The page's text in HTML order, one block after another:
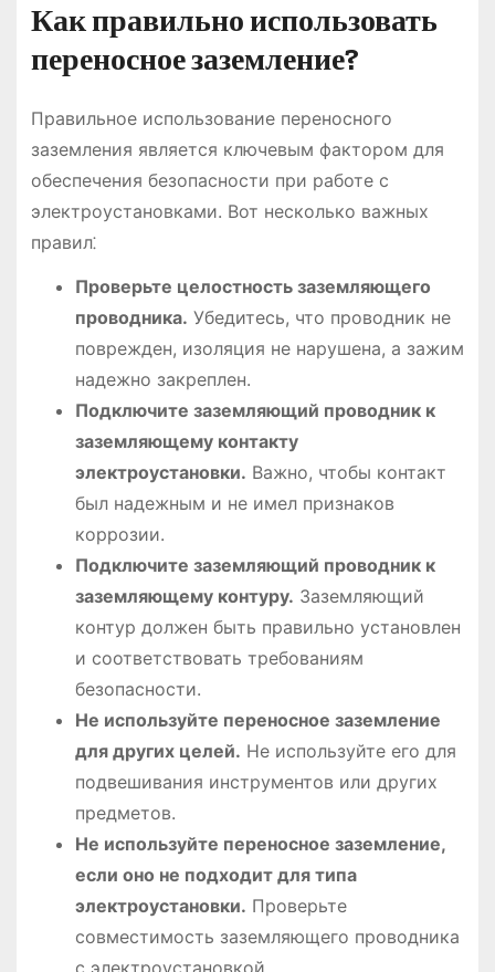
Как правильно использовать
переносное заземление?
Правильное использование переносного
заземления является ключевым фактором для
обеспечения безопасности при работе с
электроустановками. Вот несколько важных
правил⁚
Проверьте целостность заземляющего
проводника. Убедитесь, что проводник не
поврежден, изоляция не нарушена, а зажим
надежно закреплен.
Подключите заземляющий проводник к
заземляющему контакту
электроустановки. Важно, чтобы контакт
был надежным и не имел признаков
коррозии.
Подключите заземляющий проводник к
заземляющему контуру. Заземляющий
контур должен быть правильно установлен
и соответствовать требованиям
безопасности.
Не используйте переносное заземление
для других целей. Не используйте его для
подвешивания инструментов или других
предметов.
Не используйте переносное заземление,
если оно не подходит для типа
электроустановки. Проверьте
совместимость заземляющего проводника